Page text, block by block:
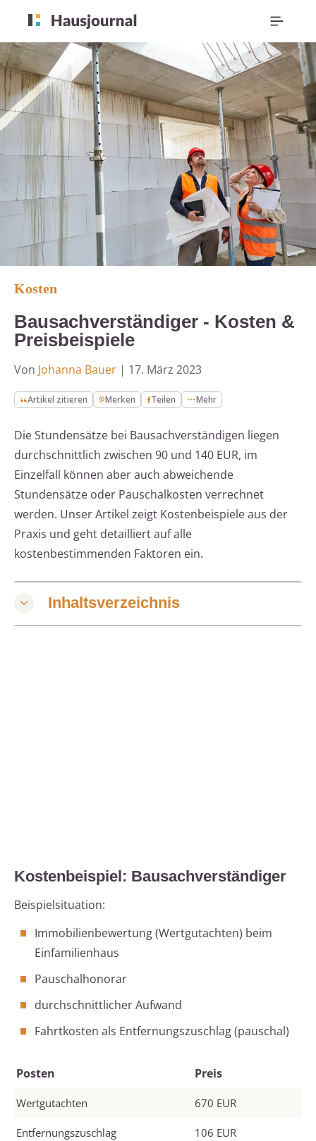
Kosten
Bausachverständiger - Kosten &
Preisbeispiele
Von Johanna Bauer | 17. März 2023
Artikel zitieren Merken Teilen Mehr
Die Stundensätze bei Bausachverständigen liegen
durchschnittlich zwischen 90 und 140 EUR, im
Einzelfall können aber auch abweichende
Stundensätze oder Pauschalkosten verrechnet
werden. Unser Artikel zeigt Kostenbeispiele aus der
Praxis und geht detailliert auf alle
kostenbestimmenden Faktoren ein.
Inhaltsverzeichnis
Kostenbeispiel: Bausachverständiger
Beispielsituation:
Immobilienbewertung (Wertgutachten) beim
Einfamilienhaus
Pauschalhonorar
durchschnittlicher Aufwand
Fahrtkosten als Entfernungszuschlag (pauschal)
Posten Preis
Wertgutachten 670 EUR
Entfernungszuschlag 106 EUR